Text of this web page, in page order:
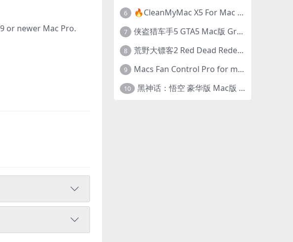
or newer Mac Pro.
6 🔥CleanMyMac X5 For Mac v5.5.7｜免激活版｜macOS系统优化/清理神器
7 侠盗猎车手5 GTA5 Mac版 Grand Theft Auto V For Mac｜中文破解版
8 荒野大镖客2 Red Dead Redemption 2 for mac v1436.28｜中文移植版｜最好玩的开放世界游戏
9 Macs Fan Control Pro for mac v1.5.18｜中文破解版｜风扇监控与控制工具
10 黑神话：悟空 豪华版 Mac版 Black Myth: Wukong For Mac v1.0.21.23831｜国语中文移植版｜仅限终身VIP交流学习｜含Mac+Win版